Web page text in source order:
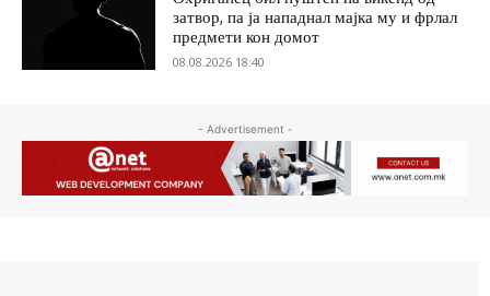
затвор, па ја нападнал мајка му и фрлал
предмети кон домот
08.08.2026 18:40
- Advertisement -